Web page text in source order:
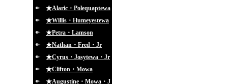
★Alaric・Polequaptewa
★Willis・Humeyestewa
★Petra・Lamson
★Nathan・Fred・Jr
★Cyrus・Josytewa・Jr
★Clifton・Mowa
★Augustine・Mowa・J